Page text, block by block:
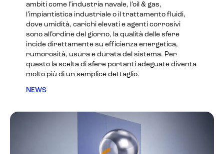
ambiti come l’industria navale, l’oil & gas,
l’impiantistica industriale o il trattamento fluidi,
dove umidità, carichi elevati e agenti corrosivi
sono all’ordine del giorno, la qualità delle sfere
incide direttamente su efficienza energetica,
rumorosità, usura e durata del sistema. Per
questo la scelta di sfere portanti adeguate diventa
molto più di un semplice dettaglio.
NEWS